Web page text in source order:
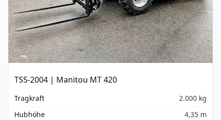
TSS-2004 | Manitou MT 420
Tragkraft
2.000 kg
Hubhöhe
4,35 m